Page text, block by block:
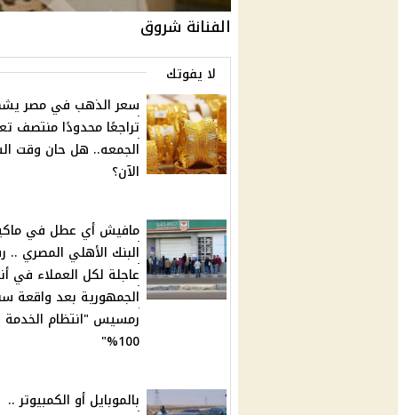
الفنانة شروق
لا يفوتك
سعر الذهب في مصر
تراجعًا محدودًا منتصف
الجمعه.. هل حان وقت
الآن؟
مافيش أي عطل في
البنك الأهلي المصري ..
عاجلة لكل العملاء في
الجمهورية بعد واقعة
رمسيس "انتظام الخدمة
100%"
بالموبايل أو الكمبيوتر ..